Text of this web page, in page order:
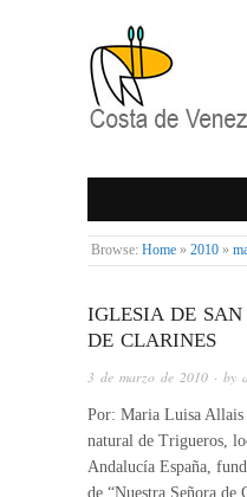
COSTA
Browse: Home » 2010 »
IGLESIA DE
DE CLARINES
3 de marzo de 2010 · by
Por: Maria Luisa Allais
natural de Trigueros,
Andalucía España,
de “Nuestra Señora de